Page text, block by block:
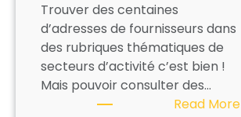
Trouver des centaines
d’adresses de fournisseurs dans
des rubriques thématiques de
secteurs d’activité c’est bien !
Mais pouvoir consulter des…
Read More: